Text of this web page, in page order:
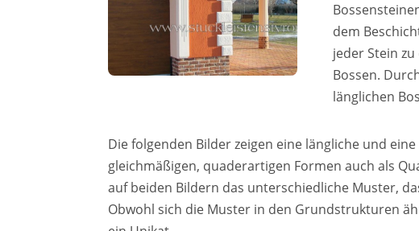
dem
jeder Stein
Bossen.
länglichen
Die folgenden Bilder zeigen eine längliche und
gleichmäßigen, quaderartigen Formen auch als
auf beiden Bildern das unterschiedliche Muster,
Obwohl sich die Muster in den Grundstrukturen